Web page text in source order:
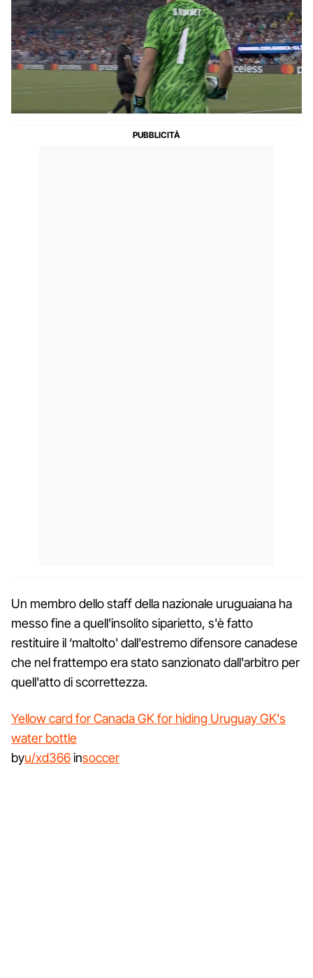
Un membro dello staff della nazionale uruguaiana ha
messo fine a quell'insolito siparietto, s'è fatto
restituire il ‘maltolto' dall'estremo difensore canadese
che nel frattempo era stato sanzionato dall'arbitro per
quell'atto di scorrettezza.
Yellow card for Canada GK for hiding Uruguay GK's
water bottle
byu/xd366insoccer